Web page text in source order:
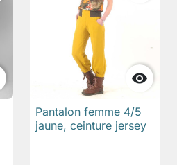

Pantalon femme 4/5
jaune, ceinture jersey